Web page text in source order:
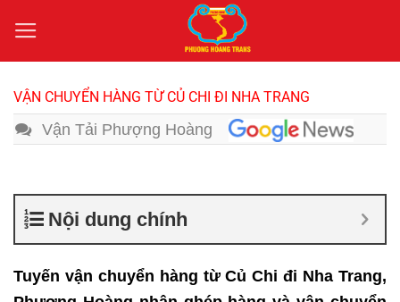
qua
nội
dung
VẬN CHUYỂN HÀNG TỪ CỦ CHI ĐI NHA TRANG
Vận Tải Phượng Hoàng
Nội dung chính
Tuyến vận chuyển hàng từ Củ Chi đi Nha Trang,